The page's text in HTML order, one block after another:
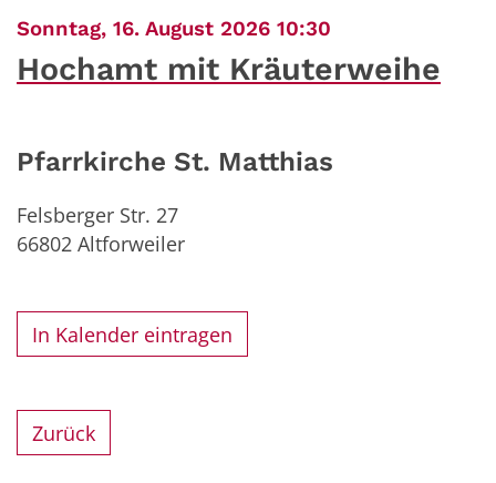
Sonntag, 16. August 2026 10:30
Hochamt mit Kräuterweihe
Pfarrkirche St. Matthias
Felsberger Str. 27
66802 Altforweiler
In Kalender eintragen
Zurück